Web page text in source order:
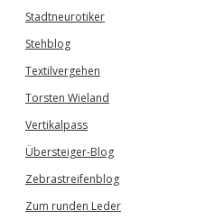
Stadtneurotiker
Stehblog
Textilvergehen
Torsten Wieland
Vertikalpass
Übersteiger-Blog
Zebrastreifenblog
Zum runden Leder